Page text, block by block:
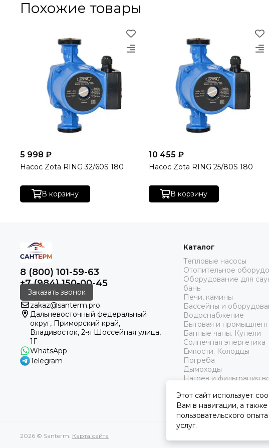
Похожие товары
5 998 ₽
Насос Zota RING 32/60S 180
В корзину
10 455 ₽
Насос Zota RING 25/80S 180
В корзину
8 (800) 101-59-63
+7 (984) 150-00-45
Заказать звонок
zakaz@santerm.pro
Дальневосточный федеральный
округ, Приморский край,
Владивосток, 2-я Шоссейная улица,
1Г
WhatsApp
Telegram
Каталог
Тепловые насосы
Отопительное
Оборудование для
бань
Печи, камины
Бассейны и
Водоснабжение
Бытовая и
Банные чаны. Купели
Солнечная энергетика
Емкости. Колодцы
Погреба
Дымоходы
Нагрев и фильтрация
Электрооборудование
2026 © Santerm. Карта сайта
Этот сайт использует
Вам в навигации, а
пользовательского
услуг.